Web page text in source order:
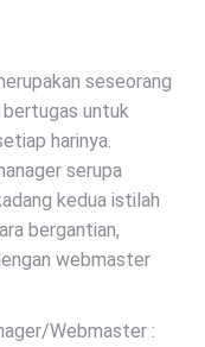
seseorang
untuk
harinya.
serupa
kedua istilah
bergantian,
webmaster
Webmaster :